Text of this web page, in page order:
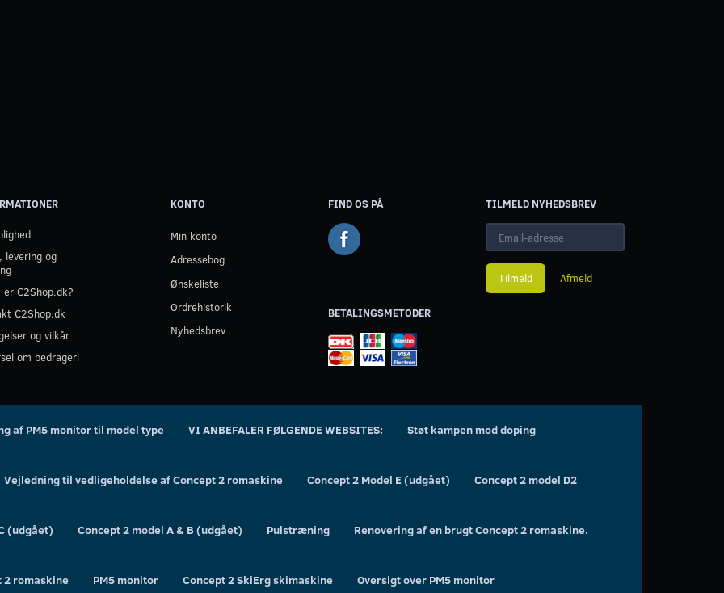
levering og
er C2Shop.dk?
C2Shop.dk
og vilkår
om bedrageri
KONTO
Min konto
Adressebog
Ønskeliste
Ordrehistorik
Nyhedsbrev
FIND OS PÅ
BETALINGSMETODER
TILMELD NYHEDSBREV
Email-
adresse
Tilmeld Afmeld
af PM5 monitor til model type VI ANBEFALER FØLGENDE WEBSITES: Støt kampen mod doping
Vejledning til vedligeholdelse af Concept 2 romaskine Concept 2 Model E (udgået) Concept 2 model D2
(udgået) Concept 2 model A & B (udgået) Pulstræning Renovering af en brugt Concept 2 romaskine.
2 romaskine PM5 monitor Concept 2 SkiErg skimaskine Oversigt over PM5 monitor